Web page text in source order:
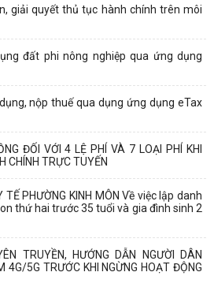
giải quyết thủ tục hành chính trên môi
đất phi nông nghiệp qua ứng dụng
nộp thuế qua dụng ứng dụng eTax
ĐỐI VỚI 4 LỆ PHÍ VÀ 7 LOẠI PHÍ KHI
CHÍNH TRỰC TUYẾN
TẾ PHƯỜNG KINH MÔN Về việc lập danh
thứ hai trước 35 tuổi và gia đình sinh 2
TRUYỀN, HƯỚNG DẪN NGƯỜI DÂN
4G/5G TRƯỚC KHI NGỪNG HOẠT ĐỘNG